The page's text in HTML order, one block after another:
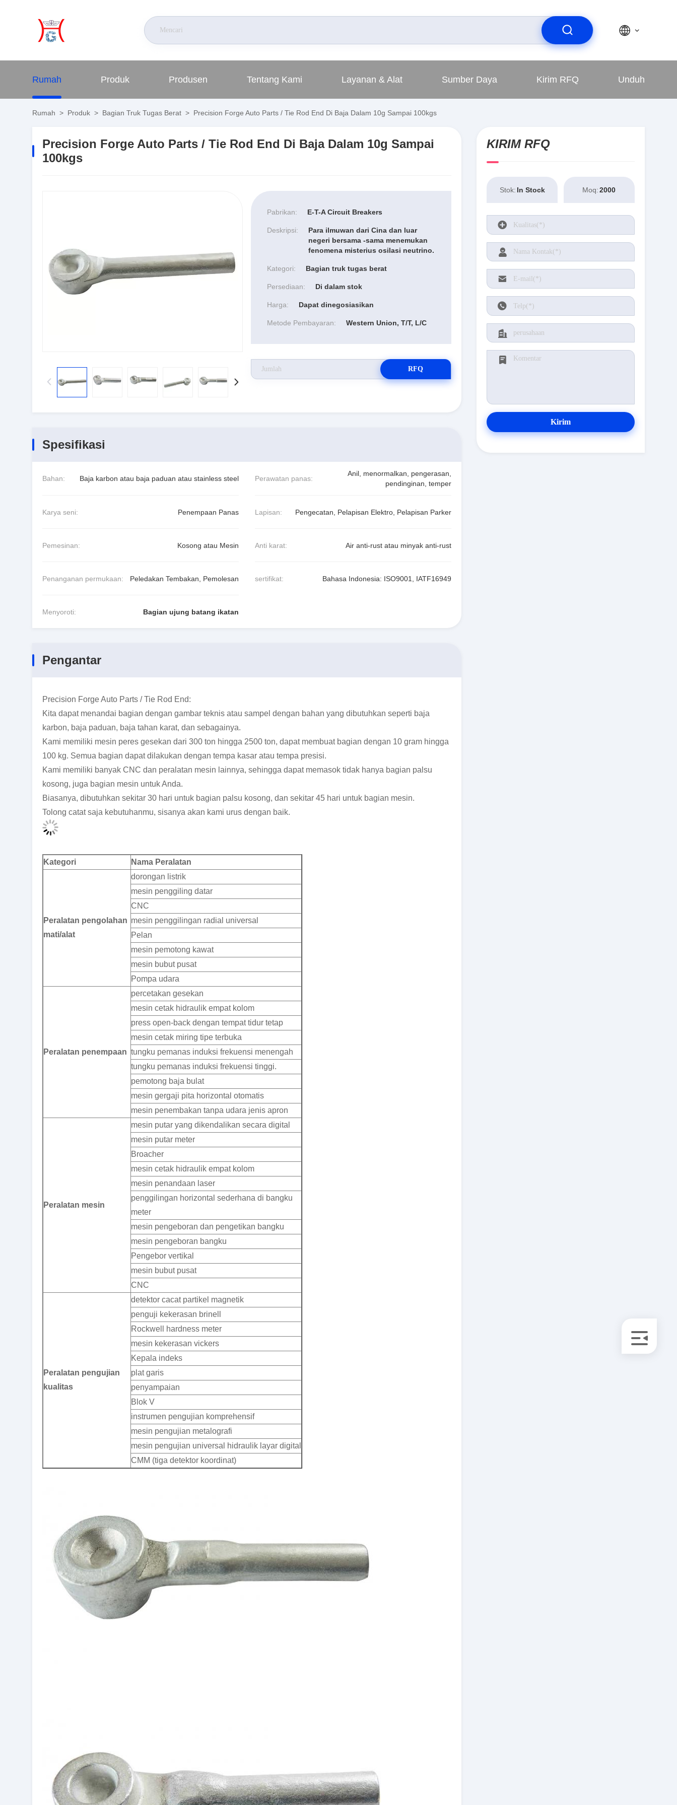
Rumah Produk Produsen Tentang Kami Layanan & Alat Sumber Daya Kirim RFQ Unduh
Rumah > Produk > Bagian Truk Tugas Berat > Precision Forge Auto Parts / Tie Rod End Di Baja Dalam 10g Sampai 100kgs
Precision Forge Auto Parts / Tie Rod End Di Baja Dalam 10g Sampai
100kgs
Pabrikan: E-T-A Circuit Breakers
Deskripsi:
Para ilmuwan dari Cina dan luar
negeri bersama -sama menemukan
fenomena misterius osilasi neutrino.
Kategori: Bagian truk tugas berat
Persediaan: Di dalam stok
Harga: Dapat dinegosiasikan
Metode Pembayaran: Western Union, T/T, L/C
RFQ
Spesifikasi
Bahan: Baja karbon atau baja paduan atau stainless steel Perawatan panas:
Anil, menormalkan, pengerasan,
pendinginan, temper
Karya seni: Penempaan Panas Lapisan: Pengecatan, Pelapisan Elektro, Pelapisan Parker
Pemesinan: Kosong atau Mesin Anti karat: Air anti-rust atau minyak anti-rust
Penanganan permukaan: Peledakan Tembakan, Pemolesan sertifikat: Bahasa Indonesia: ISO9001, IATF16949
Menyoroti: Bagian ujung batang ikatan
Pengantar
Precision Forge Auto Parts / Tie Rod End:
Kita dapat menandai bagian dengan gambar teknis atau sampel dengan bahan yang dibutuhkan seperti baja
karbon, baja paduan, baja tahan karat, dan sebagainya.
Kami memiliki mesin peres gesekan dari 300 ton hingga 2500 ton, dapat membuat bagian dengan 10 gram hingga
100 kg. Semua bagian dapat dilakukan dengan tempa kasar atau tempa presisi.
Kami memiliki banyak CNC dan peralatan mesin lainnya, sehingga dapat memasok tidak hanya bagian palsu
kosong, juga bagian mesin untuk Anda.
Biasanya, dibutuhkan sekitar 30 hari untuk bagian palsu kosong, dan sekitar 45 hari untuk bagian mesin.
Tolong catat saja kebutuhanmu, sisanya akan kami urus dengan baik.
Kategori Nama Peralatan
Peralatan pengolahan
mati/alat
dorongan listrik
mesin penggiling datar
CNC
mesin penggilingan radial universal
Pelan
mesin pemotong kawat
mesin bubut pusat
Pompa udara
Peralatan penempaan
percetakan gesekan
mesin cetak hidraulik empat kolom
press open-back dengan tempat tidur tetap
mesin cetak miring tipe terbuka
tungku pemanas induksi frekuensi menengah
tungku pemanas induksi frekuensi tinggi.
pemotong baja bulat
mesin gergaji pita horizontal otomatis
mesin penembakan tanpa udara jenis apron
Peralatan mesin
mesin putar yang dikendalikan secara digital
mesin putar meter
Broacher
mesin cetak hidraulik empat kolom
mesin penandaan laser
penggilingan horizontal sederhana di bangku
meter
mesin pengeboran dan pengetikan bangku
mesin pengeboran bangku
Pengebor vertikal
mesin bubut pusat
CNC
Peralatan pengujian
kualitas
detektor cacat partikel magnetik
penguji kekerasan brinell
Rockwell hardness meter
mesin kekerasan vickers
Kepala indeks
plat garis
penyampaian
Blok V
instrumen pengujian komprehensif
mesin pengujian metalografi
mesin pengujian universal hidraulik layar digital
CMM (tiga detektor koordinat)
KIRIM RFQ
Stok: In Stock Moq: 2000
Kirim